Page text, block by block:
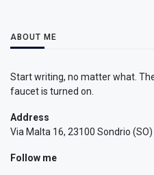
ABOUT ME
Start writing, no matter what.
faucet is turned on.
Address
Via Malta 16, 23100 Sondrio (SO)
Follow me